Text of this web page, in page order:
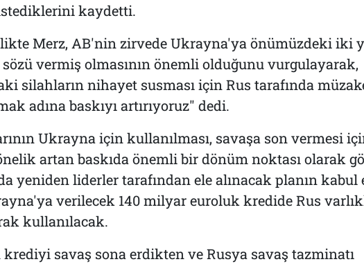
kaydetti.
Merz, AB'nin zirvede Ukrayna'ya önümüzdeki iki
vermiş olmasının önemli olduğunu vurgulayarak,
silahların nihayet susması için Rus tarafında
adına baskıyı artırıyoruz" dedi.
Ukrayna için kullanılması, savaşa son vermesi
artan baskıda önemli bir dönüm noktası olarak
yeniden liderler tarafından ele alınacak planın kabul
verilecek 140 milyar euroluk kredide Rus
kullanılacak.
savaş sona erdikten ve Rusya savaş tazminatı